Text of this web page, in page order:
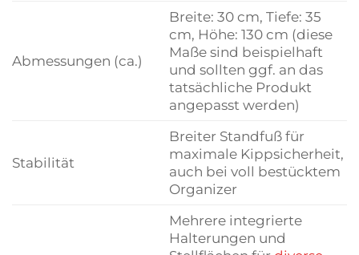
Abmessungen (ca.)
Breite: 30 cm, Tiefe: 35
cm, Höhe: 130 cm (diese
Maße sind beispielhaft
und sollten ggf. an das
tatsächliche Produkt
angepasst werden)
Stabilität
Breiter Standfuß für
maximale Kippsicherheit,
auch bei voll bestücktem
Organizer
Mehrere integrierte
Halterungen und